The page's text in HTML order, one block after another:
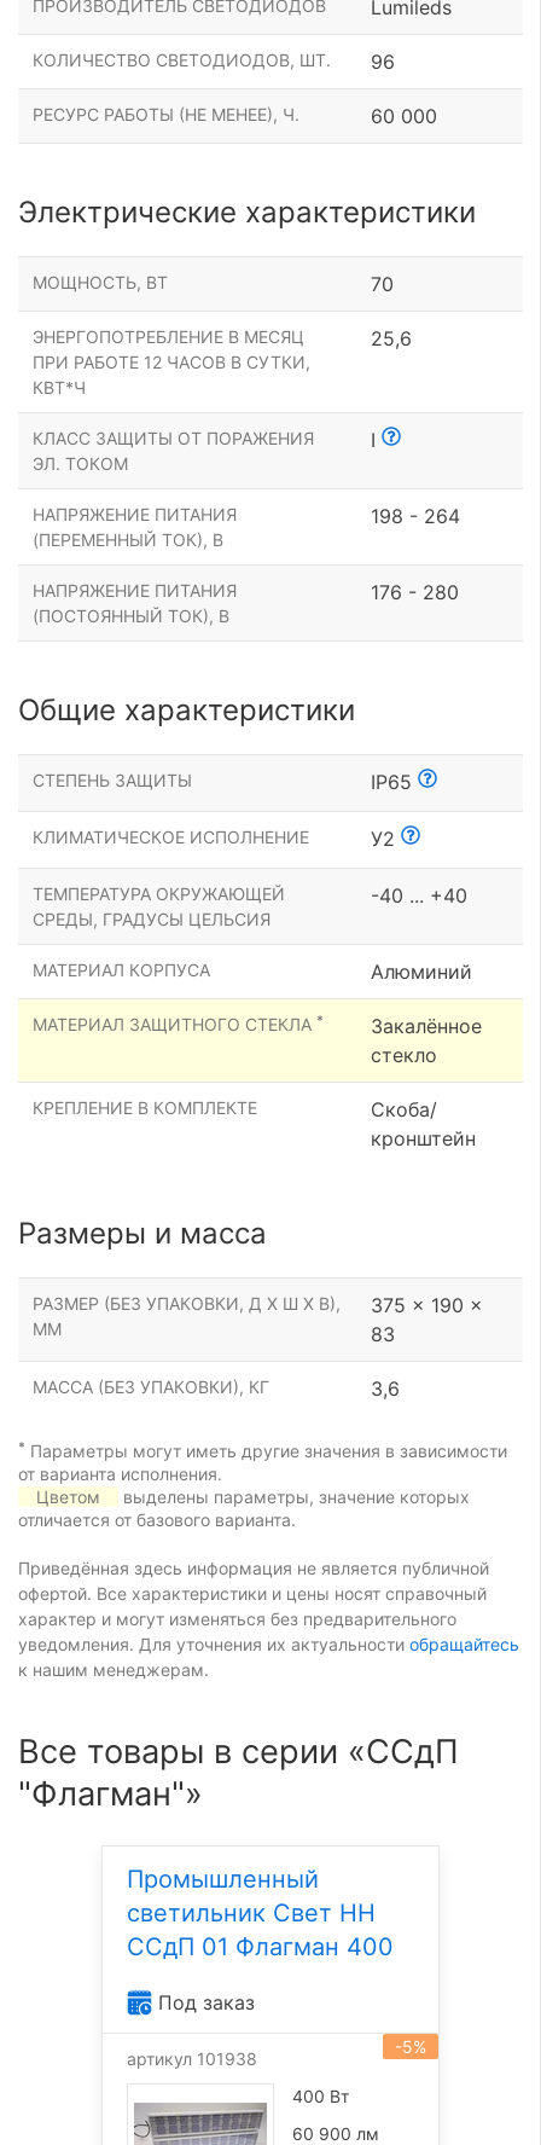
ПРОИЗВОДИТЕЛЬ СВЕТОДИОДОВ Lumileds
КОЛИЧЕСТВО СВЕТОДИОДОВ, ШТ. 96
РЕСУРС РАБОТЫ (НЕ МЕНЕЕ), Ч. 60 000
Электрические характеристики
МОЩНОСТЬ, ВТ 70
ЭНЕРГОПОТРЕБЛЕНИЕ В МЕСЯЦ
ПРИ РАБОТЕ 12 ЧАСОВ В СУТКИ,
КВТ*Ч
25,6
КЛАСС ЗАЩИТЫ ОТ ПОРАЖЕНИЯ
ЭЛ. ТОКОМ
I
НАПРЯЖЕНИЕ ПИТАНИЯ
(ПЕРЕМЕННЫЙ ТОК), В
198 - 264
НАПРЯЖЕНИЕ ПИТАНИЯ
(ПОСТОЯННЫЙ ТОК), В
176 - 280
Общие характеристики
СТЕПЕНЬ ЗАЩИТЫ IP65
КЛИМАТИЧЕСКОЕ ИСПОЛНЕНИЕ У2
ТЕМПЕРАТУРА ОКРУЖАЮЩЕЙ
СРЕДЫ, ГРАДУСЫ ЦЕЛЬСИЯ
-40 ... +40
МАТЕРИАЛ КОРПУСА Алюминий
МАТЕРИАЛ ЗАЩИТНОГО СТЕКЛА *
Закалённое
стекло
КРЕПЛЕНИЕ В КОМПЛЕКТЕ
Скоба/
кронштейн
Размеры и масса
РАЗМЕР (БЕЗ УПАКОВКИ, Д Х Ш Х В),
ММ
375 x 190 x
83
МАССА (БЕЗ УПАКОВКИ), КГ 3,6
* Параметры могут иметь другие значения в зависимости
от варианта исполнения.
Цветом
выделены параметры, значение которых
отличается от базового варианта.
Приведённая здесь информация не является публичной
офертой. Все характеристики и цены носят справочный
характер и могут изменяться без предварительного
уведомления. Для уточнения их актуальности обращайтесь
к нашим менеджерам.
Все товары в серии «ССдП
"Флагман"»
Промышленный
светильник Свет НН
ССдП 01 Флагман 400
Под заказ
-5%
артикул 101938
400 Вт
60 900 лм